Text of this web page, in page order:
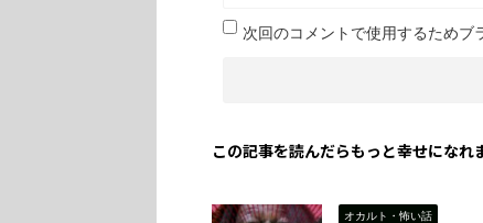
次回のコメントで使用するためブ
この記事を読んだらもっと幸せになれ
オカルト・怖い話